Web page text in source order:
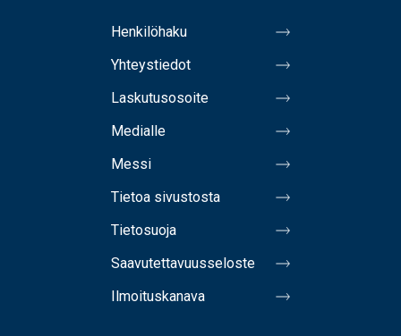
Henkilöhaku
Yhteystiedot
Laskutusosoite
Medialle
Messi
Tietoa sivustosta
Tietosuoja
Saavutettavuusseloste
Ilmoituskanava